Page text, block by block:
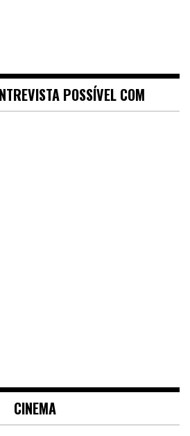
POSSÍVEL COM
CINEMA